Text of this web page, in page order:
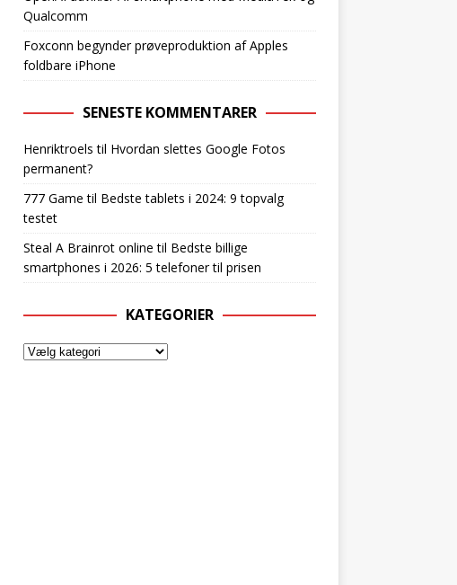
Qualcomm
Foxconn begynder prøveproduktion af Apples
foldbare iPhone
SENESTE KOMMENTARER
Henriktroels til Hvordan slettes Google Fotos
permanent?
777 Game til Bedste tablets i 2024: 9 topvalg
testet
Steal A Brainrot online til Bedste billige
smartphones i 2026: 5 telefoner til prisen
KATEGORIER